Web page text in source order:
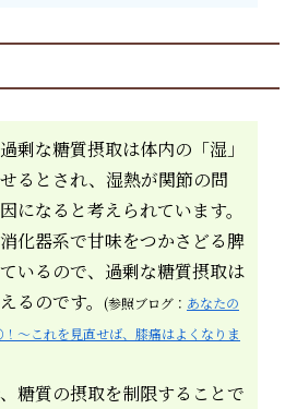
剰な糖質摂取は体内の「湿」
るとされ、湿熱が関節の問
になると考えられています。
化器系で甘味をつかさどる脾
いるので、過剰な糖質摂取は
るのです。
(参照ブログ： あなたの
～これを見直せば、膝痛はよくなりま
糖質の摂取を制限することで